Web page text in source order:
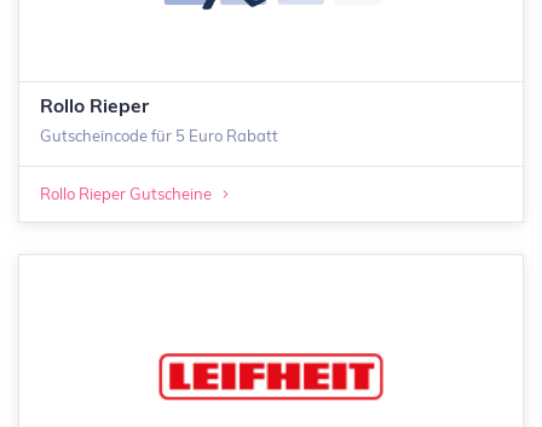
Rollo Rieper
Gutscheincode für 5 Euro Rabatt
Rollo Rieper Gutscheine